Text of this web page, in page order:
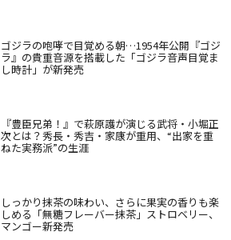
ゴジラの咆哮で目覚める朝…1954年公開『ゴジ
ラ』の貴重音源を搭載した「ゴジラ音声目覚ま
し時計」が新発売
『豊臣兄弟！』で萩原護が演じる武将・小堀正
次とは？秀長・秀吉・家康が重用、“出家を重
ねた実務派”の生涯
しっかり抹茶の味わい、さらに果実の香りも楽
しめる「無糖フレーバー抹茶」ストロベリー、
マンゴー新発売